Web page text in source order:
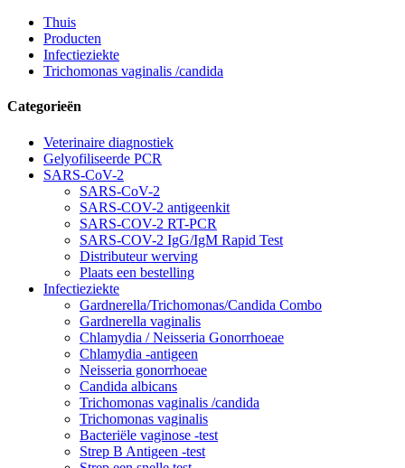
Thuis
Producten
Infectieziekte
Trichomonas vaginalis /candida
Categorieën
Veterinaire diagnostiek
Gelyofiliseerde PCR
SARS-CoV-2
SARS-CoV-2
SARS-COV-2 antigeenkit
SARS-COV-2 RT-PCR
SARS-COV-2 IgG/IgM Rapid Test
Distributeur werving
Plaats een bestelling
Infectieziekte
Gardnerella/Trichomonas/Candida Combo
Gardnerella vaginalis
Chlamydia / Neisseria Gonorrhoeae
Chlamydia -antigeen
Neisseria gonorrhoeae
Candida albicans
Trichomonas vaginalis /candida
Trichomonas vaginalis
Bacteriële vaginose -test
Strep B Antigeen -test